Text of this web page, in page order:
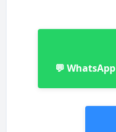
WhatsApp 💬